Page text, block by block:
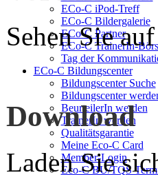
ECo-C iPod-Treff
ECo-C Bildergalerie
ECo-C Partner
ECo-C TrainerIn-
Tag der
ECo-C Bildungscenter
Bildungscenter Suche
Bildungscenter
BeurteilerIn werden
TrainerIn werden
Qualitätsgarantie
Meine Eco-C Card
Member-Login
Eco-C BU/TQS
Sehen Sie
Download
Laden Sie